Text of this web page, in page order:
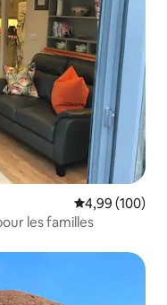
Évaluation
4,99 (100)
les familles